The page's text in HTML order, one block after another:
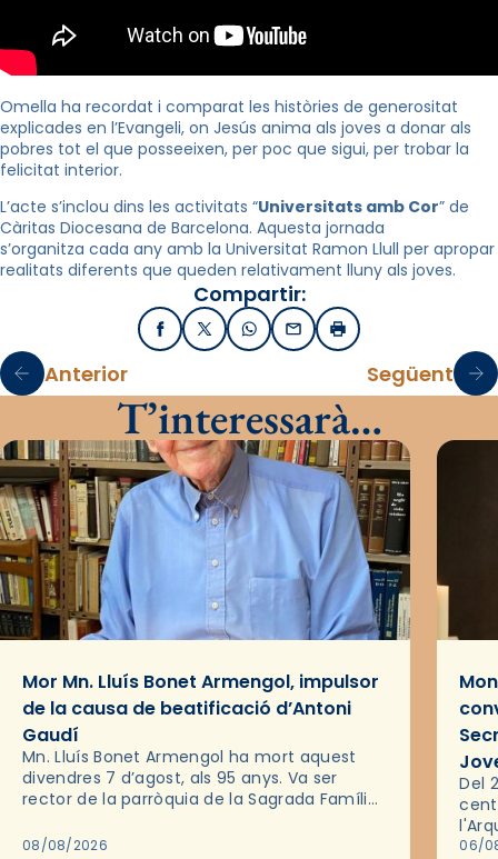
Omella ha recordat i comparat les històries de generositat
explicades en l’Evangeli, on Jesús anima als joves a donar als
pobres tot el que posseeixen, per poc que sigui, per trobar la
felicitat interior.
L’acte s’inclou dins les activitats “Universitats amb Cor” de
Càritas Diocesana de Barcelona. Aquesta jornada
s’organitza cada any amb la Universitat Ramon Llull per apropar
realitats diferents que queden relativament lluny als joves.
Compartir:
FacebookX / TwitterWhatsApp
EmailImprimir
Anterior Següent
T’interessarà…
Mor Mn. Lluís Bonet Armengol, impulsor
de la causa de beatificació d’Antoni
Gaudí
Mn. Lluís Bonet Armengol ha mort aquest
divendres 7 d’agost, als 95 anys. Va ser
rector de la parròquia de la Sagrada Família
2018,…
08/08/2026
Del
les
06/